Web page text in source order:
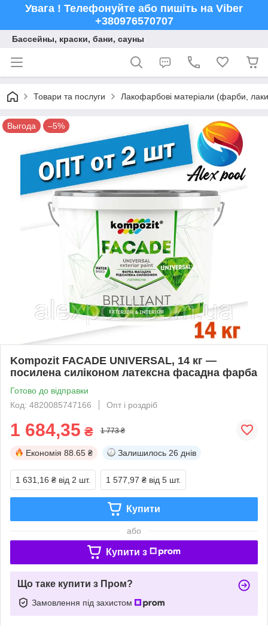
Увага ! Телефонуйте або пишіть на Viber
+380976570707
Бассейны, краски, бани, сауны
Товари та послуги Лакофарбові матеріали (фарби,
Выгода –5%
Kompozit FACADE UNIVERSAL, 14 кг —
посилена силіконом латексна фасадна фарба
Готово до відправки
Код: 4820085747166
Опт і роздріб
1 684,35 ₴ 1 773 ₴
Економія 88.65 ₴ Залишилось 26 днів
1 631,16 ₴ від 2 шт. 1 577,97 ₴ від 5 шт.
Купити
або
Купити з
Що таке купити з Пром?
Замовлення під захистом